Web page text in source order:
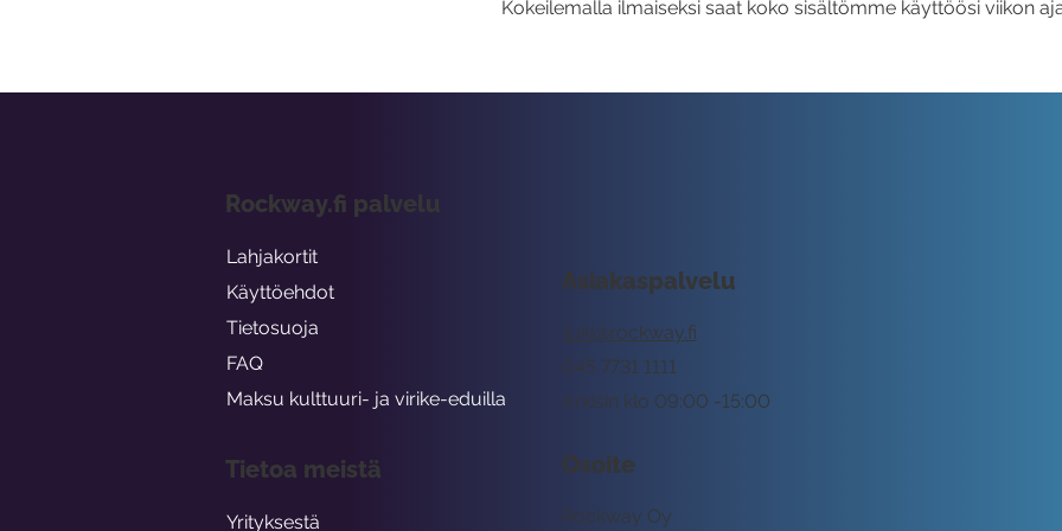
Kokeilemalla ilmaiseksi saat koko sisältömme käyttöösi viikon
Asiakaspalvelu
tuki@rockway.fi
Arkisin klo 09:00 -15:00
045 7731 1111
Osoite
Rockway Oy
Rockway.fi palvelu
Lahjakortit
Käyttöehdot
Tietosuoja
FAQ
Maksu kulttuuri- ja virike-eduilla
Tietoa meistä
Yrityksestä